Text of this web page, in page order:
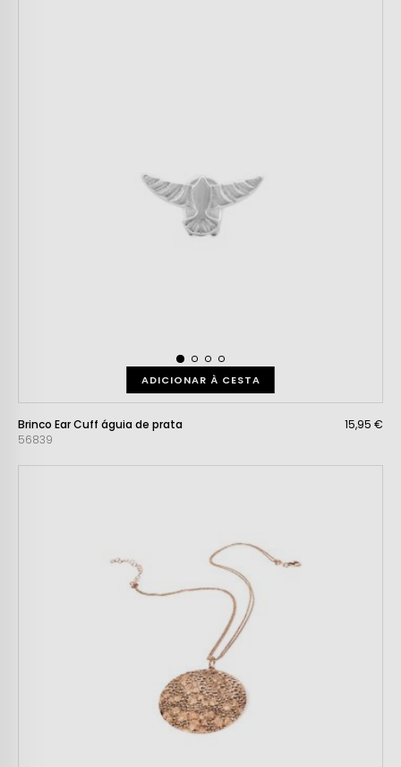
ADICIONAR À CESTA
Brinco Ear Cuff águia de prata
56839
15,95 €